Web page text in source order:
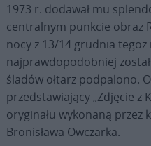
1973 r. dodawał mu
centralnym punkcie obraz
nocy z 13/14 grudnia
najprawdopodobniej
śladów ołtarz podpalono.
przedstawiający „Zdjęcie z
oryginału wykonaną przez
Bronisława Owczarka.